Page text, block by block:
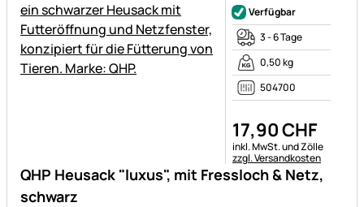
QHP Heusack "luxus", mit Fressloch & Netz,
schwarz
Verfügbar
3 - 6 Tage
0,50 kg
504700
17,90CHF
Steuerhinweis:
inkl. MwSt. und Zölle
zzgl. Versandkosten